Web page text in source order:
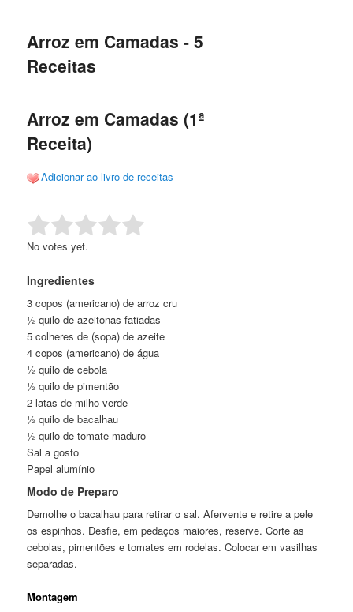
conteúdo
conteúdo
Arroz em Camadas - 5
Receitas
Arroz em Camadas (1ª
Receita)
Adicionar ao livro de receitas
Rate this item: Submit Rating
No votes yet.
Ingredientes
3 copos (americano) de arroz cru
½ quilo de azeitonas fatiadas
5 colheres de (sopa) de azeite
4 copos (americano) de água
½ quilo de cebola
½ quilo de pimentão
2 latas de milho verde
½ quilo de bacalhau
½ quilo de tomate maduro
Sal a gosto
Papel alumínio
Modo de Preparo
Demolhe o bacalhau para retirar o sal. Afervente e retire a pele
os espinhos. Desfie, em pedaços maiores, reserve. Corte as
cebolas, pimentões e tomates em rodelas. Colocar em vasilhas
separadas.
Montagem